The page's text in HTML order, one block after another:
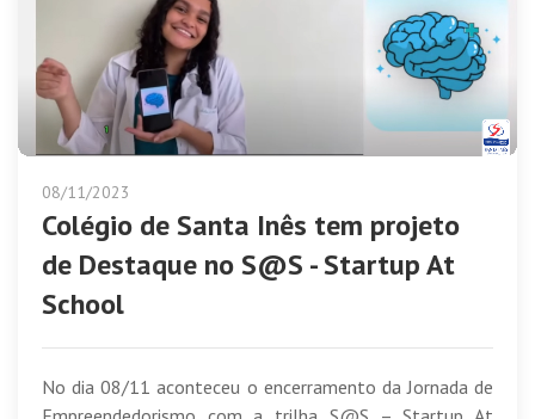
08/11/2023
Colégio de Santa Inês tem projeto
de Destaque no S@S - Startup At
School
No dia 08/11 aconteceu o encerramento da Jornada de